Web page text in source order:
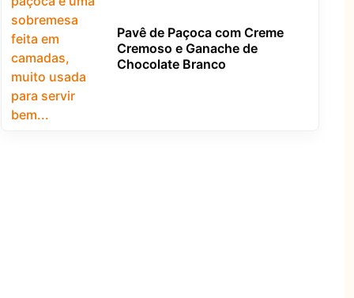
Pavê de Paçoca com Creme
Cremoso e Ganache de
Chocolate Branco